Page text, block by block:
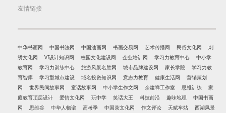
友情链接
中华书画网 中国书法网 中国油画网 书画交易网 艺术传播网 民俗文化网
刺
绣文化网
VI设计知识网 校园文化建设网 企业培训网 学习力教育中心
中小学
教育网
学习力训练中心 旅游风景名胜网 城市品牌建设网 家长学院
学习力教
育智库
学习型城市建设 域名投资知识网 意志力教育 健康生活网
营销策划
网
世界民间故事网 童话故事网 中小学生作文网 余建祥工作室 思维训练
家
庭教育顶层设计
爱情文化网 玩中学 笑话大王 科技前沿 趣味地理
中国书画
网
思维谷 中华人物谱 高考季 中国茶文化网 作文评论 天赋车站
西湖风景